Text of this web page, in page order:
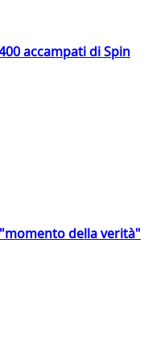
accampati di Spin
della verità"